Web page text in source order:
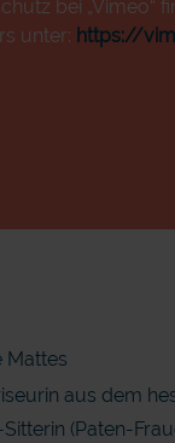
bei „Vimeo“
unter: https://
Mattes
aus dem
(Paten-